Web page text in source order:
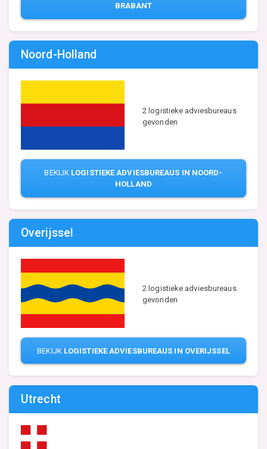
BRABANT
Noord-Holland
2 logistieke adviesbureaus
gevonden
BEKIJK LOGISTIEKE ADVIESBUREAUS IN NOORD-
HOLLAND
Overijssel
2 logistieke adviesbureaus
gevonden
BEKIJK LOGISTIEKE ADVIESBUREAUS IN OVERIJSSEL
Utrecht